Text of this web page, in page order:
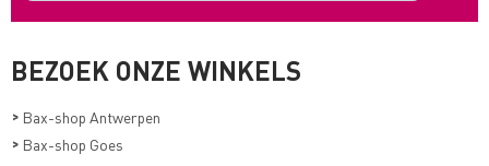
BEZOEK ONZE WINKELS
> Bax-shop Antwerpen
> Bax-shop Goes